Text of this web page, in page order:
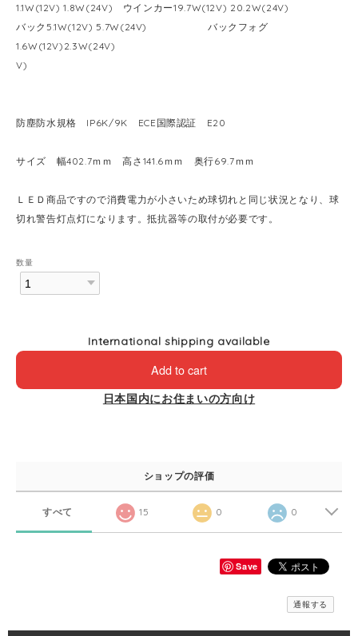
1.1W(12V) 1.8W(24V) ウインカー19.7W(12V) 20.2W(24V)
バック5.1W(12V) 5.7W(24V) バックフォグ
1.6W(12V)2.3W(24V)
V)
防塵防水規格 IP6K/9K ECE国際認証 E20
サイズ 幅402.7ｍｍ 高さ141.6ｍｍ 奥行69.7ｍｍ
ＬＥＤ商品ですので消費電力が小さいため球切れと同じ状況となり、球
切れ警告灯点灯になります。抵抗器等の取付が必要です。
数量
International shipping available
Add to cart
日本国内にお住まいの方向け
ショップの評価
すべて 15 0 0
Save
通報する